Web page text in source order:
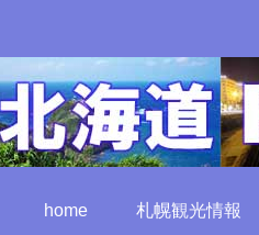
home 札幌観光情報